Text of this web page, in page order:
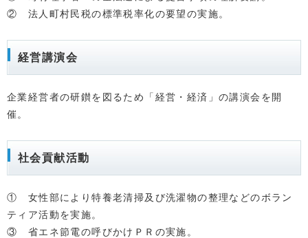
② 法人町村民税の標準税率化の要望の実施。
経営講演会
企業経営者の研鑚を図るため「経営・経済」の講演会を開
催。
社会貢献活動
① 女性部により特養老清掃及び洗濯物の整理などのボラン
ティア活動を実施。
③ 省エネ節電の呼びかけＰＲの実施。